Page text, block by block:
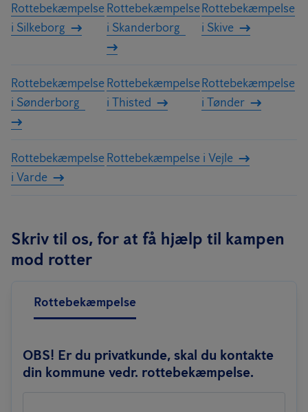
Rottebekæmpelse
i Silkeborg
Rottebekæmpelse
i Skanderborg
Rottebekæmpelse
i Skive
Rottebekæmpelse
i Sønderborg
Rottebekæmpelse
i Thisted
Rottebekæmpelse
i Tønder
Rottebekæmpelse
i Varde
Rottebekæmpelse i Vejle
Skriv til os, for at få hjælp til kampen
mod rotter
Rottebekæmpelse
OBS! Er du privatkunde, skal du kontakte
din kommune vedr. rottebekæmpelse.